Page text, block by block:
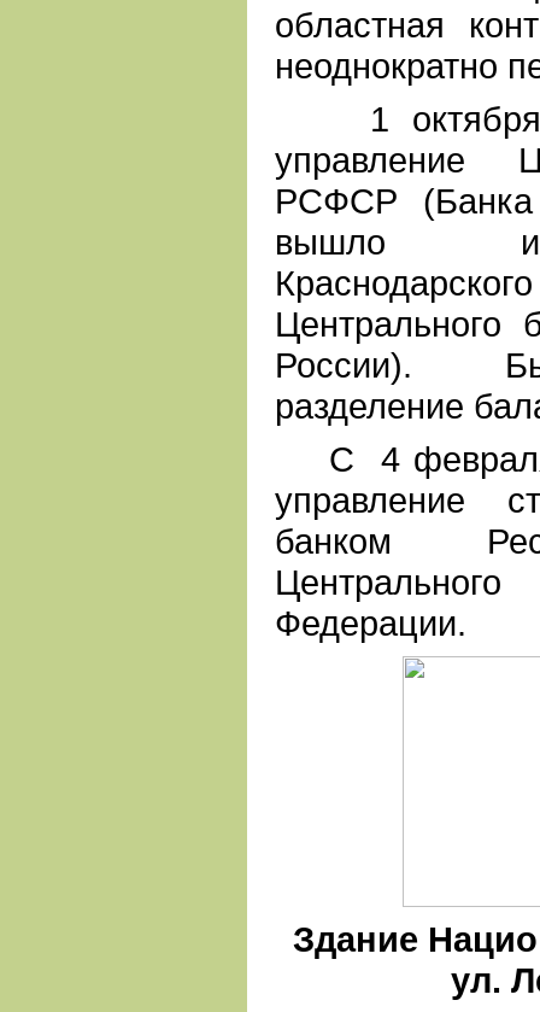
областная
неоднократно
1 октября
управление
РСФСР
вышло
России).
разделение
С 4 февраля
управление
банком
Федерации.
Здание
ул.